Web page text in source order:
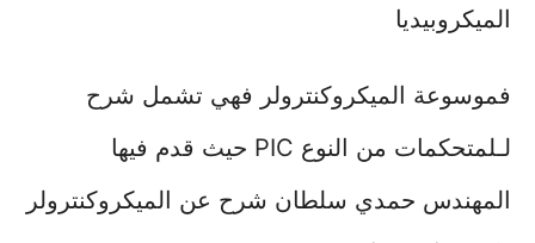
الميكروبيديا
فموسوعة الميكروكنترولر فهي تشمل شرح
لـلمتحكمات من النوع PIC حيث قدم فيها
المهندس حمدي سلطان شرح عن الميكروكنترولر